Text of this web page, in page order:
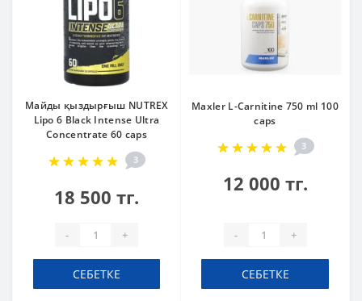
Майды қыздырғыш NUTREX
Lipo 6 Black Intense Ultra
Concentrate 60 caps
3
18 500 тг.
- +
СЕБЕТКЕ
Maxler L-Carnitine 750 ml 100
caps
3
12 000 тг.
- +
СЕБЕТКЕ